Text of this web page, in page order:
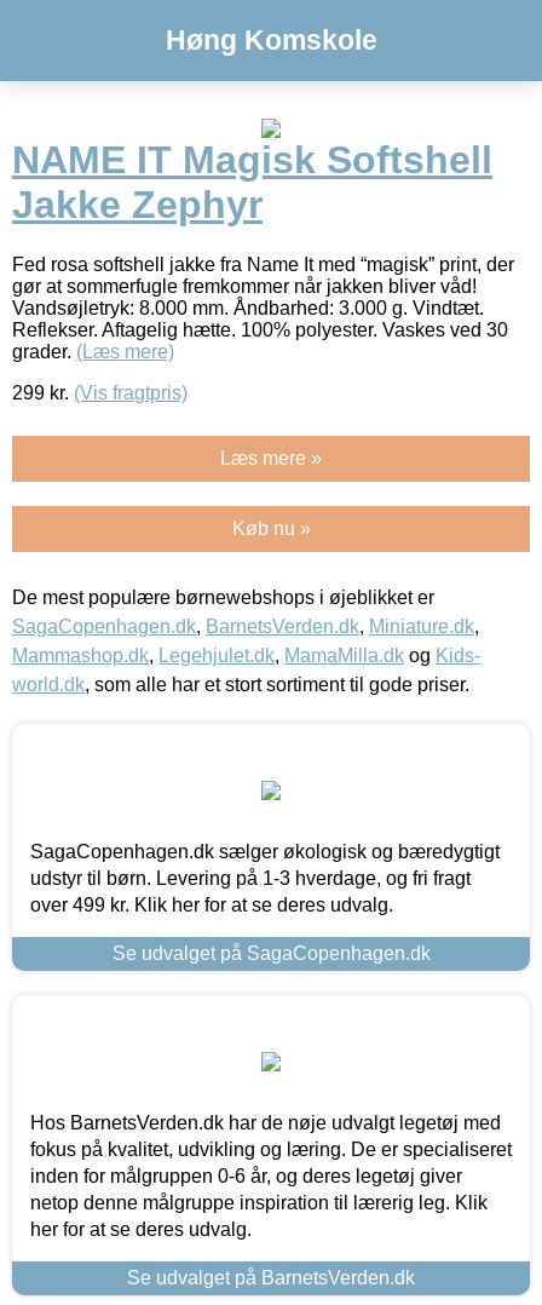
Høng Komskole
NAME IT Magisk Softshell
Jakke Zephyr
Fed rosa softshell jakke fra Name It med “magisk” print, der
gør at sommerfugle fremkommer når jakken bliver våd!
Vandsøjletryk: 8.000 mm. Åndbarhed: 3.000 g. Vindtæt.
Reflekser. Aftagelig hætte. 100% polyester. Vaskes ved 30
grader. (Læs mere)
299 kr. (Vis fragtpris)
Læs mere »
Køb nu »
De mest populære børnewebshops i øjeblikket er
SagaCopenhagen.dk, BarnetsVerden.dk, Miniature.dk,
Mammashop.dk, Legehjulet.dk, MamaMilla.dk og Kids-
world.dk, som alle har et stort sortiment til gode priser.
SagaCopenhagen.dk sælger økologisk og bæredygtigt
udstyr til børn. Levering på 1-3 hverdage, og fri fragt
over 499 kr. Klik her for at se deres udvalg.
Se udvalget på SagaCopenhagen.dk
Hos BarnetsVerden.dk har de nøje udvalgt legetøj med
fokus på kvalitet, udvikling og læring. De er specialiseret
inden for målgruppen 0-6 år, og deres legetøj giver
netop denne målgruppe inspiration til lærerig leg. Klik
her for at se deres udvalg.
Se udvalget på BarnetsVerden.dk